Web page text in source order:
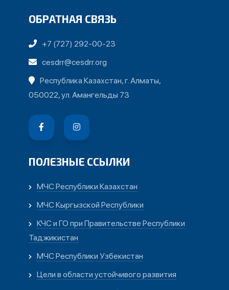
ОБРАТНАЯ СВЯЗЬ
+7 (727) 292-00-23
cesdrr@cesdrr.org
Республика Казахстан, г. Алматы,
050022, ул. Амангельды 73
ПОЛЕЗНЫЕ ССЫЛКИ
МЧС Республики Казахстан
МЧС Кыргызской Республики
КЧС и ГО при Правительстве Республики
Таджикистан
МЧС Республики Узбекистан
Цели в области устойчивого развития